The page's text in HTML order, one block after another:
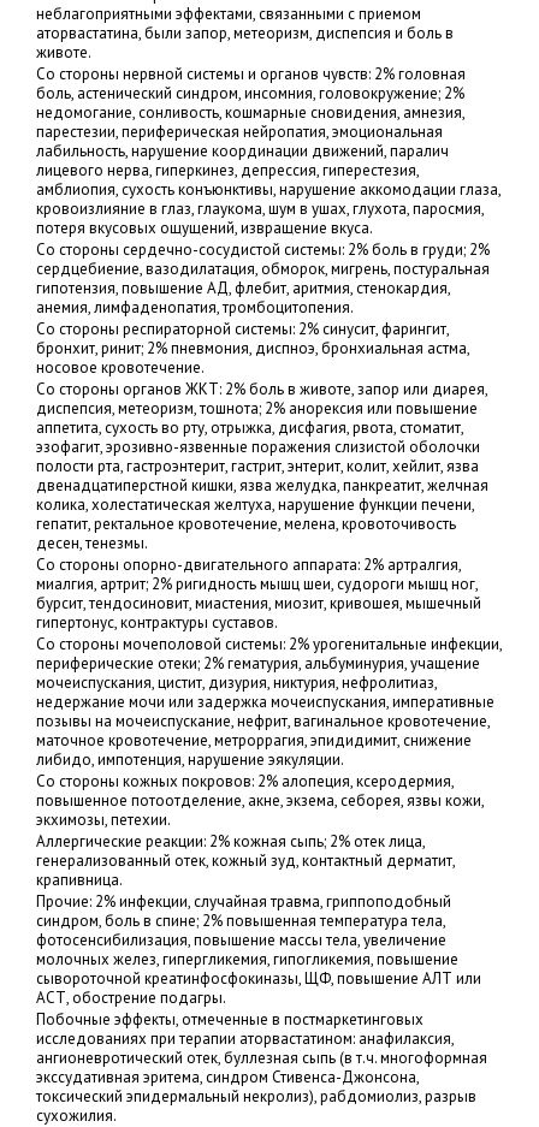
неблагоприятными эффектами, связанными с приемом
аторвастатина, были запор, метеоризм, диспепсия и боль в
животе.
Со стороны нервной системы и органов чувств: 2% головная
боль, астенический синдром, инсомния, головокружение; 2%
недомогание, сонливость, кошмарные сновидения, амнезия,
парестезии, периферическая нейропатия, эмоциональная
лабильность, нарушение координации движений, паралич
лицевого нерва, гиперкинез, депрессия, гиперестезия,
амблиопия, сухость конъюнктивы, нарушение аккомодации глаза,
кровоизлияние в глаз, глаукома, шум в yшах, глухота, паросмия,
потеря вкусовых ощущений, извращение вкуса.
Со стороны сердечно-сосудистой системы: 2% боль в груди; 2%
сердцебиение, вазодилатация, обморок, мигрень, постуральная
гипотензия, повышение АД, флебит, аритмия, стенокардия,
анемия, лимфаденопатия, тромбоцитопения.
Со стороны респираторной системы: 2% синусит, фарингит,
бронхит, ринит; 2% пневмония, диспноэ, бронхиальная астма,
носовое кровотечение.
Со стороны органов ЖКТ: 2% боль в животе, запор или диарея,
диспепсия, метеоризм, тошнота; 2% анорексия или повышение
аппетита, сухость во рту, отрыжка, дисфагия, рвота, стоматит,
эзофагит, эрозивно-язвенные поражения слизистой оболочки
полости рта, гастроэнтерит, гастрит, энтерит, колит, хейлит, язва
двенадцатиперстной кишки, язва желудка, панкреатит, желчная
колика, холестатическая желтуха, нарушение функции печени,
гепатит, ректальное кровотечение, мелена, кровоточивость
десен, тенезмы.
Со стороны опорно-двигательного аппарата: 2% артралгия,
миалгия, артрит; 2% ригидность мышц шеи, судороги мышц ног,
бурсит, тендосиновит, миастения, миозит, кривошея, мышечный
гипертонус, контрактуры суставов.
Со стороны мочеполовой системы: 2% урогенитальные инфекции,
периферические отеки; 2% гематурия, альбуминурия, учащение
мочеиспускания, цистит, дизурия, никтурия, нефролитиаз,
недержание мочи или задержка мочеиспускания, императивные
позывы на мочеиспускание, нефрит, вагинальное кровотечение,
маточное кровотечение, метроррагия, эпидидимит, снижение
либидо, импотенция, нарушение эякуляции.
Со стороны кожных покровов: 2% алопеция, ксеродермия,
повышенное потоотделение, акне, экзема, себорея, язвы кожи,
экхимозы, петехии.
Аллергические реакции: 2% кожная сыпь; 2% отек лица,
генерализованный отек, кожный зуд, контактный дерматит,
крапивница.
Прочие: 2% инфекции, случайная травма, гриппоподобный
синдром, боль в спине; 2% повышенная температура тела,
фотосенсибилизация, повышение массы тела, увеличение
молочных желез, гипергликемия, гипогликемия, повышение
сывороточной креатинфосфокиназы, ЩФ, повышение АЛТ или
АСТ, обострение подагры.
Побочные эффекты, отмеченные в постмаркетинговых
исследованиях при терапии аторвастатином: анафилаксия,
ангионевротический отек, буллезная сыпь (в т.ч. многоформная
экссудативная эритема, синдром Стивенса-Джонсона,
токсический эпидермальный некролиз), рабдомиолиз, разрыв
сухожилия.